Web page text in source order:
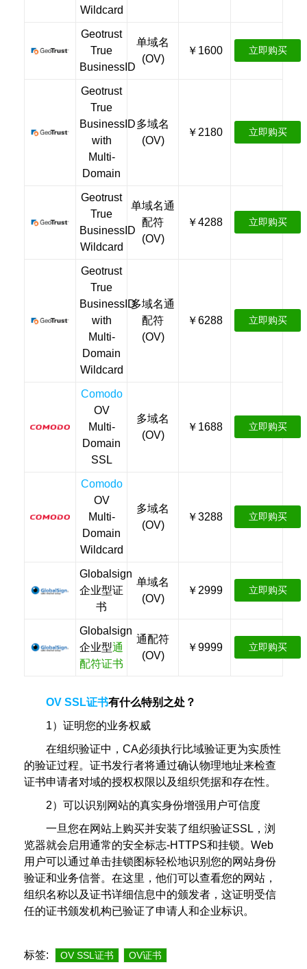
Wildcard
Geotrust
True
BusinessID
单域名
(OV)
￥1600 立即购买
Geotrust
True
BusinessID
with
Multi-
Domain
多域名
(OV)
￥2180 立即购买
Geotrust
True
BusinessID
Wildcard
单域名通
配符
(OV)
￥4288 立即购买
Geotrust
True
BusinessID
with
Multi-
Domain
Wildcard
多域名通
配符
(OV)
￥6288 立即购买
Comodo
OV
Multi-
Domain
SSL
多域名
(OV)
￥1688 立即购买
Comodo
OV
Multi-
Domain
Wildcard
多域名
(OV)
￥3288 立即购买
Globalsign
企业型证
书
单域名
(OV)
￥2999 立即购买
Globalsign
企业型通
配符证书
通配符
(OV)
￥9999 立即购买
OV SSL证书有什么特别之处？
1）证明您的业务权威
在组织验证中，CA必须执行比域验证更为实质性
的验证过程。证书发行者将通过确认物理地址来检查
证书申请者对域的授权权限以及组织凭据和存在性。
2）可以识别网站的真实身份增强用户可信度
一旦您在网站上购买并安装了组织验证SSL，浏
览器就会启用通常的安全标志-HTTPS和挂锁。Web
用户可以通过单击挂锁图标轻松地识别您的网站身份
验证和业务信誉。在这里，他们可以查看您的网站，
组织名称以及证书详细信息中的颁发者，这证明受信
任的证书颁发机构已验证了申请人和企业标识。
标签: OV SSL证书 OV证书